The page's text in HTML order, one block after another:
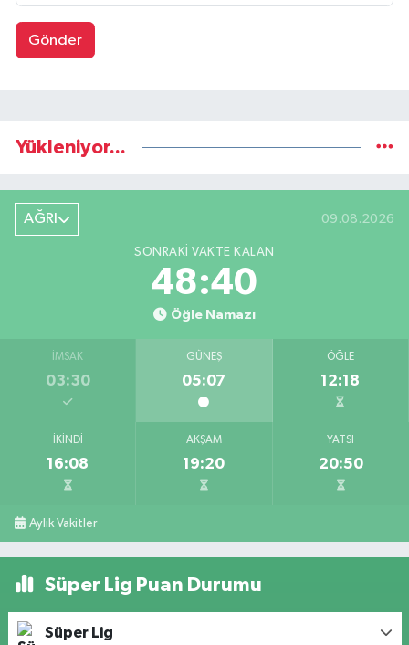
Gönder
Yükleniyor...
AĞRI 09.08.2026
SONRAKI VAKTE KALAN
48:39
Öğle Namazı
İMSAK
03:30
GÜNEŞ
05:07
ÖĞLE
12:18
İKINDI
16:08
AKŞAM
19:20
YATSI
20:50
Aylık Vakitler
Süper Lig Puan Durumu
Süper Lig